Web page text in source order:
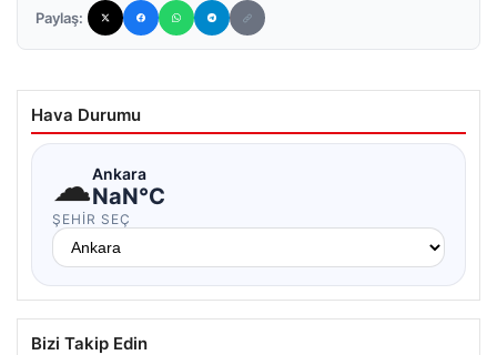
Paylaş:
Hava Durumu
☁Ankara
NaN°C
ŞEHIR SEÇ
Bizi Takip Edin